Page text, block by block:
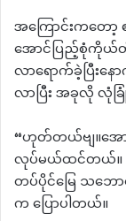
အကြောင်းကတေ
အောင်ပြည့်စုံကို
လာရောက်ခဲ့ပြီး
လာပြီး အခုလို လုံ
“ဟုတ်တယ်ဗျ။အေ
လုပ်မယ်ထင်တယ်။
တပ်ပိုင်မြေ သဘေ
က ပြောပါတယ်။